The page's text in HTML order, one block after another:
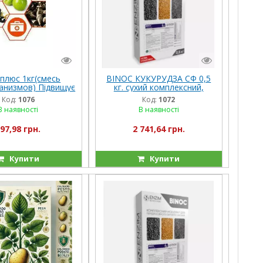
1кг(смесь
Підвищує
картоплі на 12-
30%.
Код: 1076
наявності
грн.
Купити
BINOC КУКУРУДЗА СФ 0,5
кг. сухий комплексний,
біологічний інокулянт для
обробки насіння кукурудзи
Код: 1072
В наявності
2 741,64 грн.
Купити